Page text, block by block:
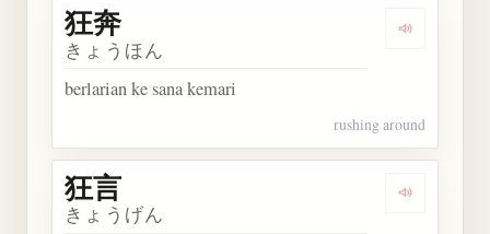
Dengarkan
狂奔
きょうほん
berlarian ke sana kemari
rushing around
Dengarkan
狂言
きょうげん